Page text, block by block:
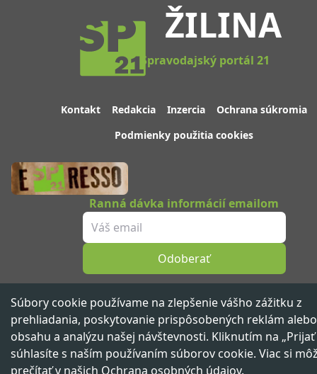
Súbory cookie používame na zlepšenie vášho zážitku z
prehliadania, poskytovanie prispôsobených reklám alebo
obsahu a analýzu našej návštevnosti. Kliknutím na „Prijať
súhlasíte s naším používaním súborov cookie. Viac si
prečítať v našich Ochrana osobných údajov.
ŽILINA
Spravodajský portál 21
Kontakt Redakcia Inzercia
Ochrana súkromia
Podmienky použitia cookies
Ranná dávka informácií emailom
Odoberať
Sledujte nás
Spravodajský portál 21. storočia ™ ©2026 Všetky práva vyhradené
VydávabeNOW media group,člen skupiny